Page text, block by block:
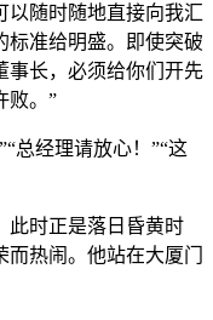
以随时随地直接向我汇
标准给明盛。即使突破
事长，必须给你们开先
败。”
总经理请放心！”“这
此时正是落日昏黄时
热闹。他站在大厦门